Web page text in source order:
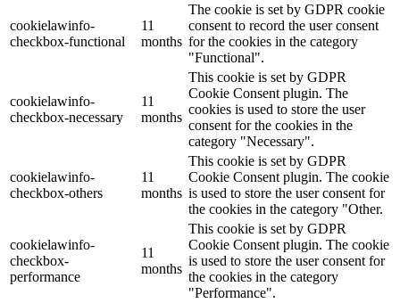
cookielawinfo-
checkbox-functional
11
months
The cookie is set by GDPR cookie
consent to record the user consent
for the cookies in the category
"Functional".
cookielawinfo-
checkbox-necessary
11
months
This cookie is set by GDPR
Cookie Consent plugin. The
cookies is used to store the user
consent for the cookies in the
category "Necessary".
cookielawinfo-
checkbox-others
11
months
This cookie is set by GDPR
Cookie Consent plugin. The cookie
is used to store the user consent for
the cookies in the category "Other.
cookielawinfo-
checkbox-
performance
11
months
This cookie is set by GDPR
Cookie Consent plugin. The cookie
is used to store the user consent for
the cookies in the category
"Performance".